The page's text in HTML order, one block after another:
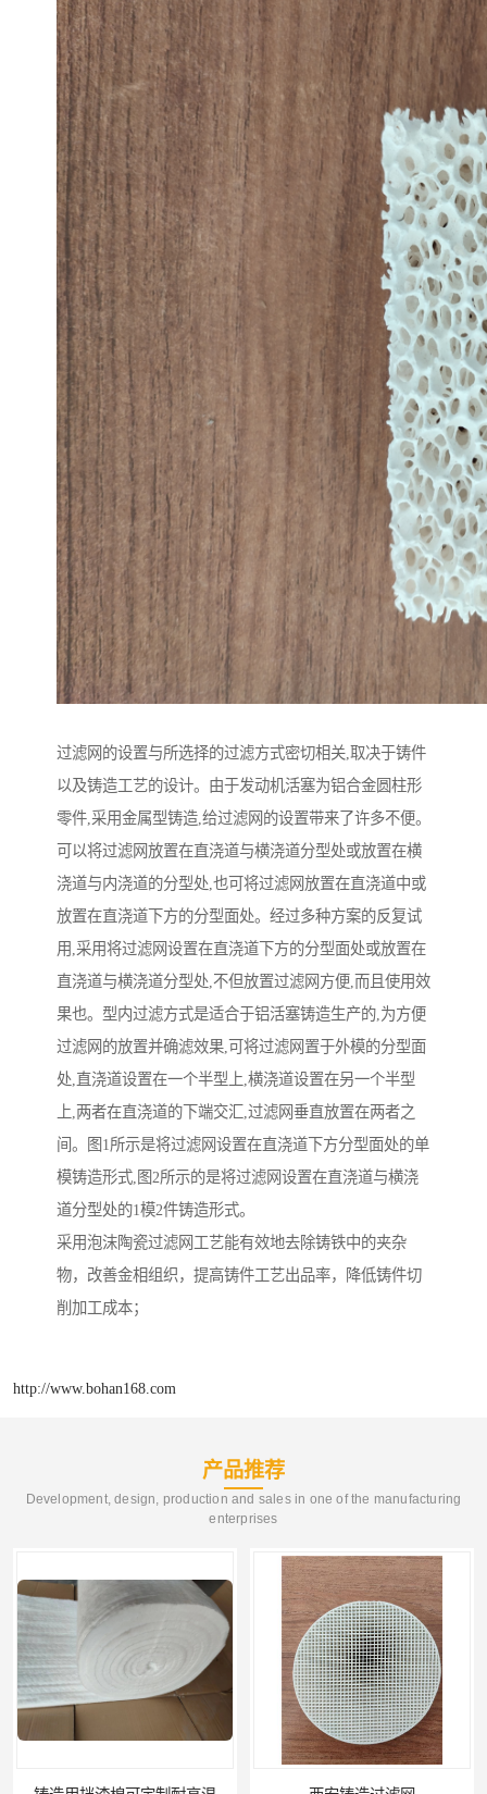
过滤网的设置与所选择的过滤方式密切相关,取决于铸件
以及铸造工艺的设计。由于发动机活塞为铝合金圆柱形
零件,采用金属型铸造,给过滤网的设置带来了许多不便。
可以将过滤网放置在直浇道与横浇道分型处或放置在横
浇道与内浇道的分型处,也可将过滤网放置在直浇道中或
放置在直浇道下方的分型面处。经过多种方案的反复试
用,采用将过滤网设置在直浇道下方的分型面处或放置在
直浇道与横浇道分型处,不但放置过滤网方便,而且使用效
果也。型内过滤方式是适合于铝活塞铸造生产的,为方便
过滤网的放置并确滤效果,可将过滤网置于外模的分型面
处,直浇道设置在一个半型上,横浇道设置在另一个半型
上,两者在直浇道的下端交汇,过滤网垂直放置在两者之
间。图1所示是将过滤网设置在直浇道下方分型面处的单
模铸造形式,图2所示的是将过滤网设置在直浇道与横浇
道分型处的1模2件铸造形式。
采用泡沫陶瓷过滤网工艺能有效地去除铸铁中的夹杂
物，改善金相组织，提高铸件工艺出品率，降低铸件切
削加工成本；
http://www.bohan168.com
产品推荐
Development, design, production and sales in one of the manufacturing
enterprises